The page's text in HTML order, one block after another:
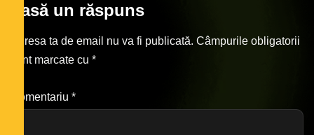
Lasă un răspuns
Adresa ta de email nu va fi publicată. Câmpurile obligatorii
sunt marcate cu *
Comentariu *